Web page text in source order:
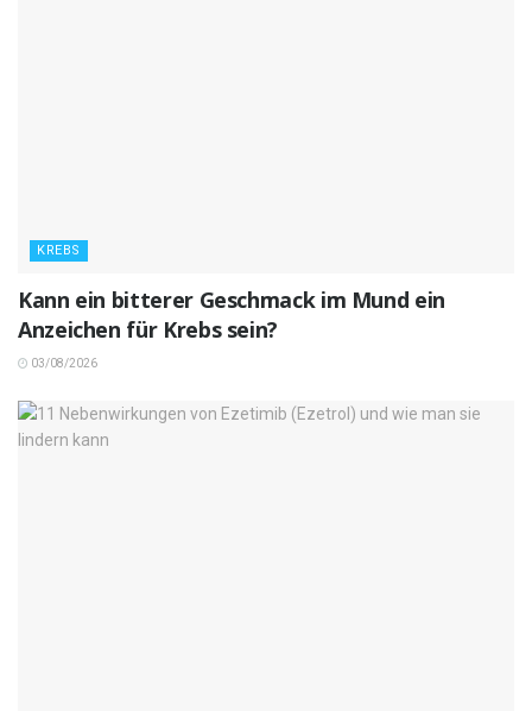
KREBS
Kann ein bitterer Geschmack im Mund ein
Anzeichen für Krebs sein?
03/08/2026